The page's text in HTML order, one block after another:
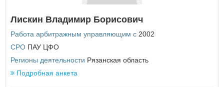
У
Удмуртская Республика
Ульяновская область
Х
Лискин Владимир Борисович
Работа арбитражным управляющим с 2002
СРО ПАУ ЦФО
Регионы деятельности Рязанская область
Подробная анкета